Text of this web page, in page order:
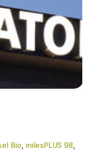
Bio milesPLUS 98